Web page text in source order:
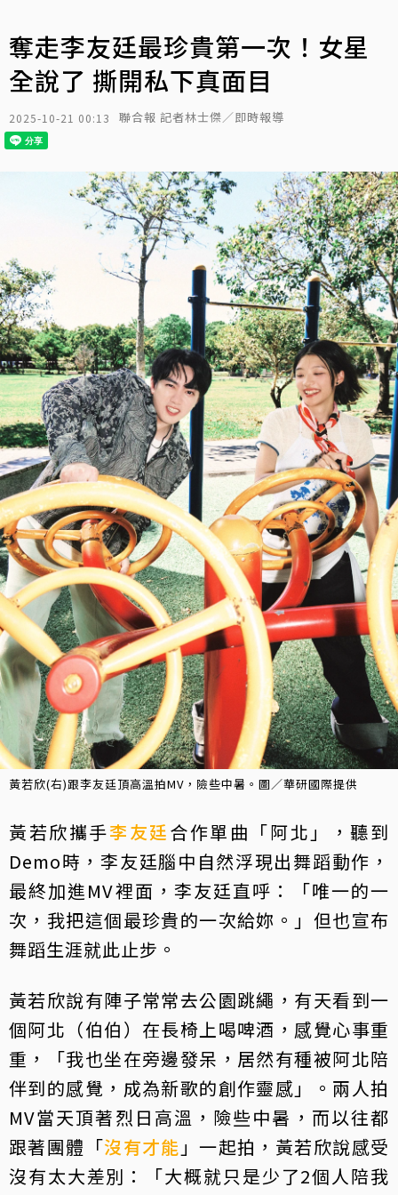
奪走李友廷最珍貴第一次！女星
全說了 撕開私下真面目
2025-10-21 00:13 聯合報 記者林士傑／即時報導
黃若欣(右)跟李友廷頂高溫拍MV，險些中暑。圖／華研國際提供
黃若欣攜手李友廷合作單曲「阿北」，聽到
Demo時，李友廷腦中自然浮現出舞蹈動作，
最終加進MV裡面，李友廷直呼：「唯一的一
次，我把這個最珍貴的一次給妳。」但也宣布
舞蹈生涯就此止步。
黃若欣說有陣子常常去公園跳繩，有天看到一
個阿北（伯伯）在長椅上喝啤酒，感覺心事重
重，「我也坐在旁邊發呆，居然有種被阿北陪
伴到的感覺，成為新歌的創作靈感」。兩人拍
MV當天頂著烈日高溫，險些中暑，而以往都
跟著團體「沒有才能 」一起拍，黃若欣說感受
沒有太大差別：「大概就只是少了2個人陪我